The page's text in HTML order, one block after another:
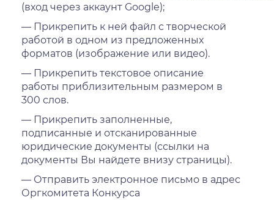
(вход через аккаунт Google);
— Прикрепить к ней файл с творческой
работой в одном из предложенных
форматов (изображение или видео).
— Прикрепить текстовое описание
работы приблизительным размером в
300 слов.
— Прикрепить заполненные,
подписанные и отсканированные
юридические документы (ссылки на
документы Вы найдете внизу страницы).
— Отправить электронное письмо в адрес
Оргкомитета Конкурса